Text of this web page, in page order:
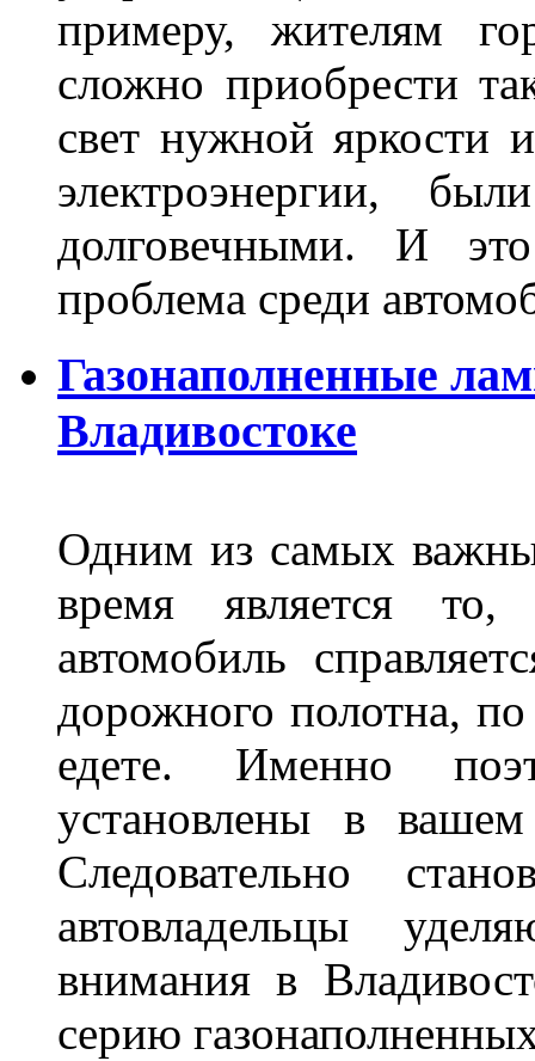
примеру, жителям
сложно приобрести
свет нужной яркости
электроэнергии,
долговечными. И
проблема среди
Газонаполненные
Владивостоке
Одним из самых
время является то,
автомобиль
дорожного полотна,
едете. Именно
установлены в
Следовательно
автовладельцы
внимания в
серию